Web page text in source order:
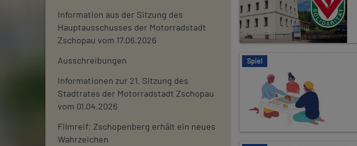
Information aus der Sitzung des
Hauptausschusses der Motorradstadt
Zschopau vom 17.06.2026
Ausschreibungen
Informationen zur 21. Sitzung des
Stadtrates der Motorradstadt Zschopau
vom 01.04.2026
Filmreif: Zschopenberg erhält ein neues
Wahrzeichen
Spiel